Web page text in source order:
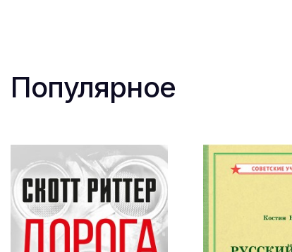
Популярное